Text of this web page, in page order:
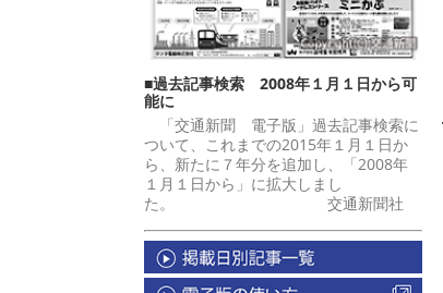
■過去記事検索 2008年１月１日から可
能に
「交通新聞 電子版」過去記事検索に
ついて、これまでの2015年１月１日か
ら、新たに７年分を追加し、「2008年
１月１日から」に拡大しまし
た。 交通新聞社